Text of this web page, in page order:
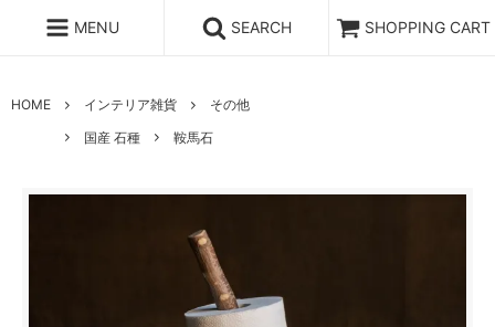
MENU SEARCH SHOPPING CART
HOME インテリア雑貨
その他
国産 石種
鞍馬石